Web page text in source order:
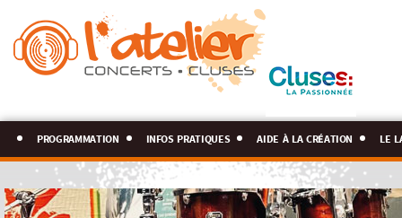
programmation infos pratiques aide à la création le